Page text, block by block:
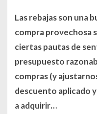
Las rebajas son una
compra provechosa
ciertas pautas de
presupuesto
compras (y
descuento aplicado
a adquirir…